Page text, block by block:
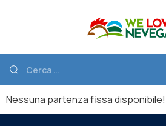
Nessuna partenza fissa disponibile!